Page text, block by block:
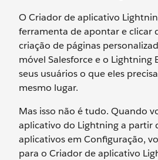
O Criador de aplicativo
ferramenta de apontar e clicar
criação de páginas
móvel Salesforce e o Lightning
seus usuários o que eles
mesmo lugar.
Mas isso não é tudo. Quando
aplicativo do Lightning a partir
aplicativos em Configuração,
para o Criador de aplicativo